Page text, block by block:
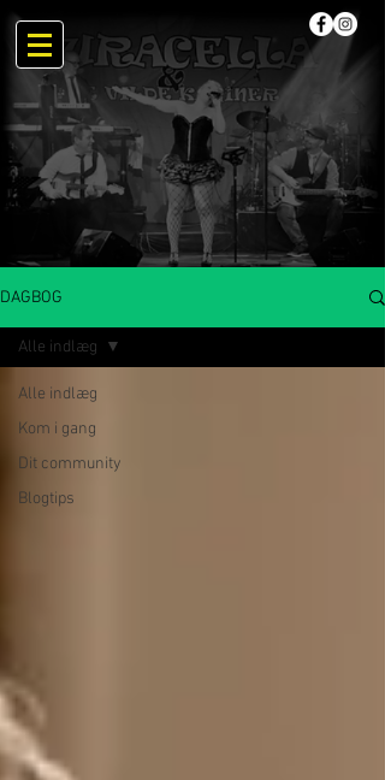
DAGBOG
Alle indlæg
Kom i gang
Dit community
Blogtips
Alle indlæg